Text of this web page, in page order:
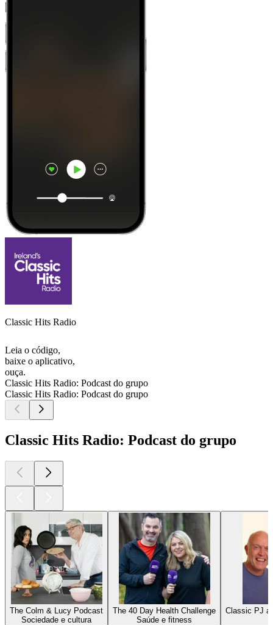
Classic Hits Radio
Leia o código,
baixe o aplicativo,
ouça.
Classic Hits Radio: Podcast do grupo
Classic Hits Radio: Podcast do grupo
Classic Hits Radio: Podcast do grupo
The Colm & Lucy Podcast
Sociedade e cultura
The 40 Day Health Challenge
Saúde e fitness
Classic PJ